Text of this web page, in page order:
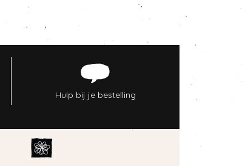
Hulp bij je bestelling